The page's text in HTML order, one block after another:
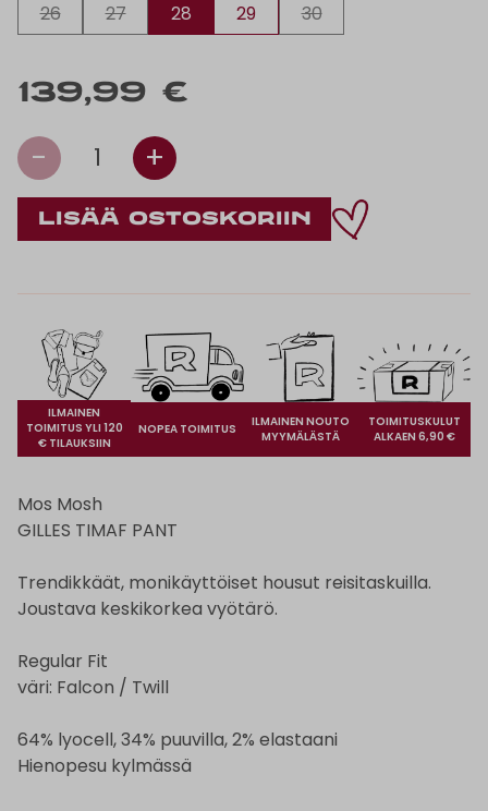
26
27 28 29 30
139,99 €
- 1 +
ILMAINEN
TOIMITUS YLI 120
€ TILAUKSIIN
NOPEA TOIMITUS
ILMAINEN NOUTO
MYYMÄLÄSTÄ
TOIMITUSKULUT
ALKAEN 6,90 €
Mos Mosh
GILLES TIMAF PANT
Trendikkäät, monikäyttöiset housut reisitaskuilla.
Joustava keskikorkea vyötärö.
Regular Fit
väri: Falcon / Twill
64% lyocell, 34% puuvilla, 2% elastaani
Hienopesu kylmässä